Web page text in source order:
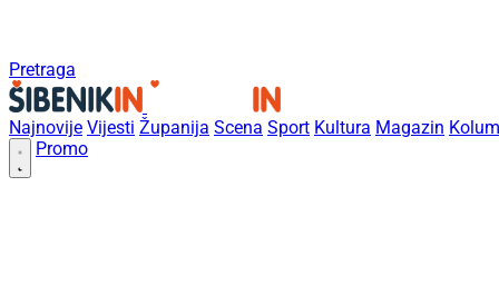
Pretraga
Najnovije Vijesti Županija Scena Sport Kultura Magazin
Promo